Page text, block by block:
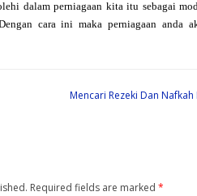
dalam perniagaan kita itu sebagai
cara ini maka perniagaan anda
Mencari Rezeki Dan
Required fields are marked *